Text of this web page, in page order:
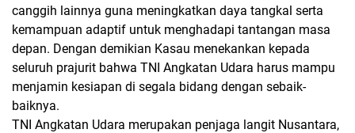
canggih lainnya guna meningkatkan daya tangkal serta
kemampuan adaptif untuk menghadapi tantangan masa
depan. Dengan demikian Kasau menekankan kepada
seluruh prajurit bahwa TNI Angkatan Udara harus mampu
menjamin kesiapan di segala bidang dengan sebaik-
baiknya.
TNI Angkatan Udara merupakan penjaga langit Nusantara,